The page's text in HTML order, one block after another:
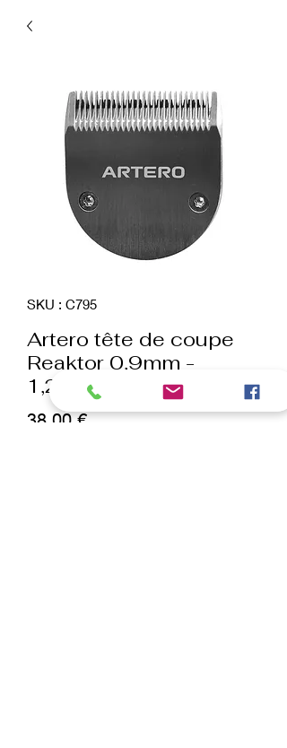
SKU : C795
Artero tête de coupe
Reaktor 0,9mm -
1,2mm
38,00 €Prix